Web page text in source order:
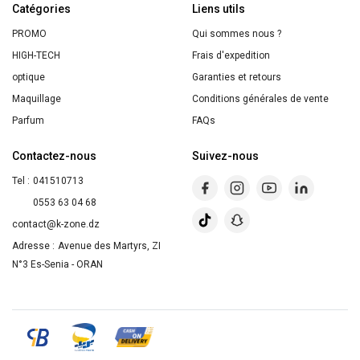
CHEVEUX
COLORÉS
Catégories
PROMO
HIGH-TECH
optique
Maquillage
Parfum
Liens utils
Qui sommes nous ?
Frais d'expedition
Garanties et retours
Conditions générales de vente
FAQs
Contactez-nous
Tel : 041510713
0553 63 04 68
contact@k-zone.dz
Adresse : Avenue des Martyrs, ZI
N°3 Es-Senia - ORAN
Suivez-nous